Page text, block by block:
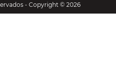
- Copyright © 2026